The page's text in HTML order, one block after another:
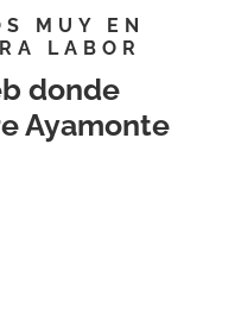
MUY EN
LABOR
donde
Ayamonte